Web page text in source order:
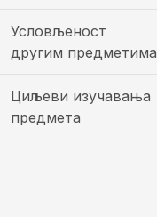
Условљеност
другим предметима
Циљеви изучавања
предмета